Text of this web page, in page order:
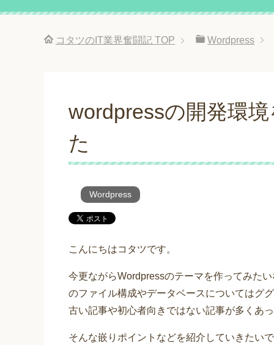
コタツのIT業界奮闘記 TOP Wordpress
wordpressの開発環
た
Wordpress
こんにちはコタツです。
今更ながらWordpressのテーマを作ってみた
のファイル構成やデータベースについてはグ
古い記事や初心者向きではない記事が多くあ
そんな嵌りポイントなどを紹介していきたい